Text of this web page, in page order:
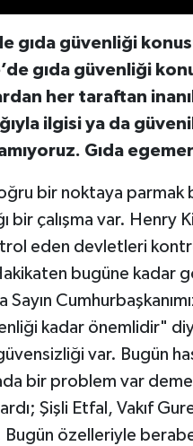
gıda güvenliği
gıda güvenliği
her taraftan
ilgisi ya da
Gıda
bir noktaya parmak
bir çalışma var. Henry
eden devletleri
bugüne kadar
kadar önemlidir"
var. Bugün
bir problem var
Şişli Etfal, Vakıf
Bugün özelleriyle